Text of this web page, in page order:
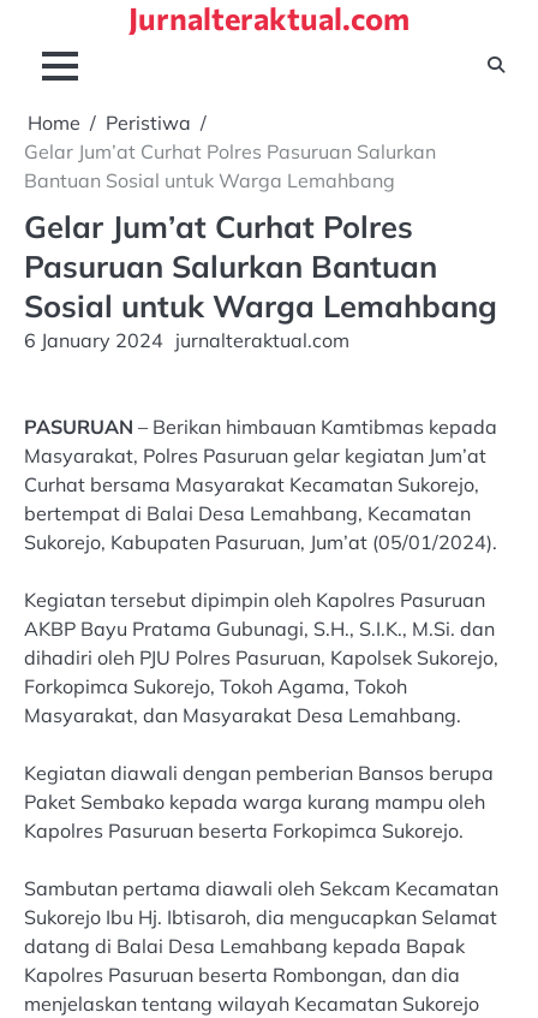
content
Jurnalteraktual.com
Home
Peristiwa
Gelar Jum’at Curhat Polres Pasuruan Salurkan
Bantuan Sosial untuk Warga Lemahbang
Gelar Jum’at Curhat Polres
Pasuruan Salurkan Bantuan
Sosial untuk Warga Lemahbang
6 January 2024 jurnalteraktual.com
PASURUAN – Berikan himbauan Kamtibmas kepada
Masyarakat, Polres Pasuruan gelar kegiatan Jum’at
Curhat bersama Masyarakat Kecamatan Sukorejo,
bertempat di Balai Desa Lemahbang, Kecamatan
Sukorejo, Kabupaten Pasuruan, Jum’at (05/01/2024).
Kegiatan tersebut dipimpin oleh Kapolres Pasuruan
AKBP Bayu Pratama Gubunagi, S.H., S.I.K., M.Si. dan
dihadiri oleh PJU Polres Pasuruan, Kapolsek Sukorejo,
Forkopimca Sukorejo, Tokoh Agama, Tokoh
Masyarakat, dan Masyarakat Desa Lemahbang.
Kegiatan diawali dengan pemberian Bansos berupa
Paket Sembako kepada warga kurang mampu oleh
Kapolres Pasuruan beserta Forkopimca Sukorejo.
Sambutan pertama diawali oleh Sekcam Kecamatan
Sukorejo Ibu Hj. Ibtisaroh, dia mengucapkan Selamat
datang di Balai Desa Lemahbang kepada Bapak
Kapolres Pasuruan beserta Rombongan, dan dia
menjelaskan tentang wilayah Kecamatan Sukorejo